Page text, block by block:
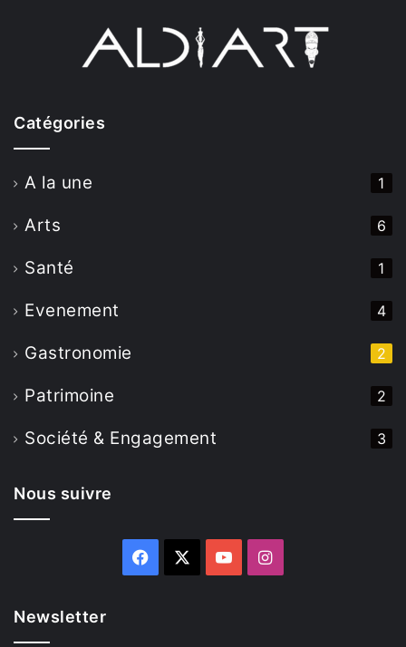
Catégories
A la une 1
Arts 6
Santé 1
Evenement 4
Gastronomie 2
Patrimoine 2
Société & Engagement 3
Nous suivre
Facebook YouTubeInstagram
Newsletter